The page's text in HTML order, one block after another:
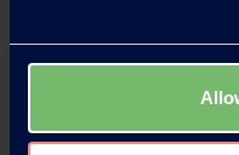
News Archive